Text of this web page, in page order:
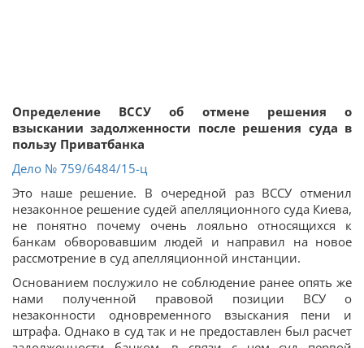
Определение ВССУ об отмене решения о
взыскании задолженности после решения суда в
пользу Приватбанка
Дело № 759/6484/15-ц
Это наше решение. В очередной раз ВССУ отменил
незаконное решение судей апелляционного суда Киева,
не понятно почему очень лояльно относящихся к
банкам обворовавшим людей и направил на новое
рассмотрение в суд апелляционной инстанции.
Основанием послужило не соблюдение ранее опять же
нами полученной правовой позиции ВСУ о
незаконности одновременного взыскания пени и
штрафа. Однако в суд так и не предоставлен был расчет